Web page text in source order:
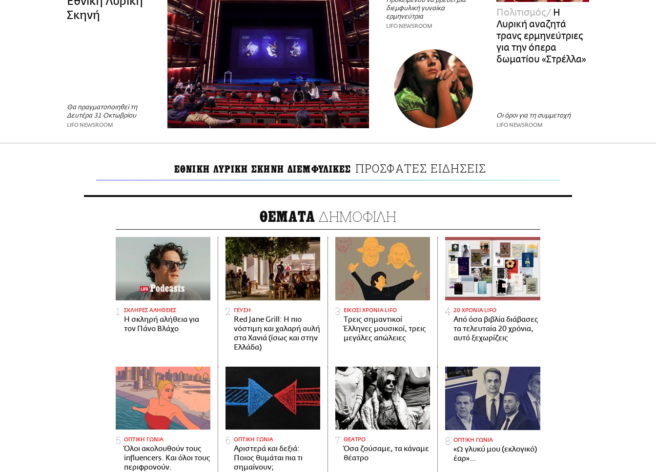
Σκηνή
Θα πραγματοποιηθεί τη
Δευτέρα 31 Οκτωβρίου
LIFO NEWSROOM
διεμφυλική γυναίκα
ερμηνεύτρια
LIFO NEWSROOM
Πολιτισμός Η
Λυρική αναζητά
τρανς ερμηνεύτριες
για την όπερα
δωματίου «Στρέλλα»
Οι όροι για τη συμμετοχή
LIFO NEWSROOM
ΕΘΝΙΚΗ ΛΥΡΙΚΗ ΣΚΗΝΗ ΔΙΕΜΦΥΛΙΚΕΣ ΠΡΟΣΦΑΤΕΣ ΕΙΔΗΣΕΙΣ
ΘΕΜΑΤΑ ΔΗΜΟΦΙΛΗ
ΣΚΛΗΡΕΣ ΑΛΗΘΕΙΕΣ
H σκληρή αλήθεια για
τον Πάνο Βλάχο
ΓΕΥΣΗ
Red Jane Grill: Η πιο
νόστιμη και χαλαρή αυλή
στα Χανιά (ίσως και στην
Ελλάδα)
ΕΙΚΟΣΙ ΧΡΟΝΙΑ LIFO
Tρεις σημαντικοί
Έλληνες μουσικοί, τρεις
μεγάλες απώλειες
20 ΧΡΟΝΙΑ LIFO
Από όσα βιβλία διάβασες
τα τελευταία 20 χρόνια,
αυτό ξεχωρίζεις
ΟΠΤΙΚΗ ΓΩΝΙΑ
Όλοι ακολουθούν τους
influencers. Και όλοι τους
περιφρονούν.
ΟΠΤΙΚΗ ΓΩΝΙΑ
Αριστερά και δεξιά:
Ποιος θυμάται πια τι
σημαίνουν;
ΘΕΑΤΡΟ
Όσα ζούσαμε, τα κάναμε
θέατρο
ΟΠΤΙΚΗ ΓΩΝΙΑ
«Ω γλυκύ μου (εκλογικό)
έαρ»…